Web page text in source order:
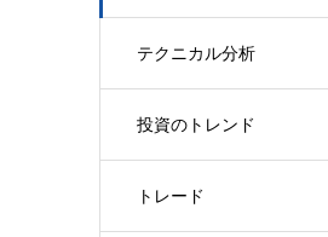
テクニカル分析
投資のトレンド
トレード